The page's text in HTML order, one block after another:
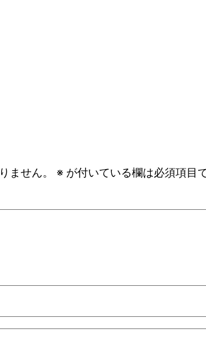
ません。 ※ が付いている欄は必須項目